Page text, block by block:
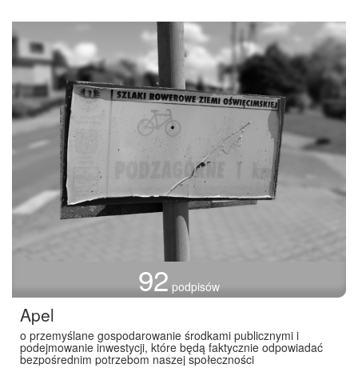
92 podpisów
Apel
o przemyślane gospodarowanie środkami publicznymi i
podejmowanie inwestycji, które będą faktycznie odpowiadać
bezpośrednim potrzebom naszej społeczności